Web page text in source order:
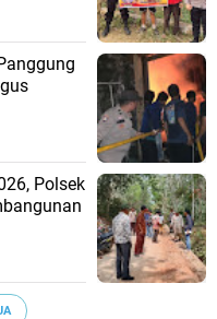
Polsek